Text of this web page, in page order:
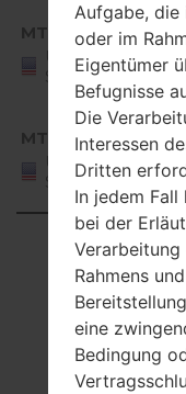
MTK
United
States
MTP
United
States
Aufgabe, die
oder im
Eigentümer
Befugnisse
Die
Interessen
Dritten
In jedem
bei der
Rahmens
eine
Bedingung